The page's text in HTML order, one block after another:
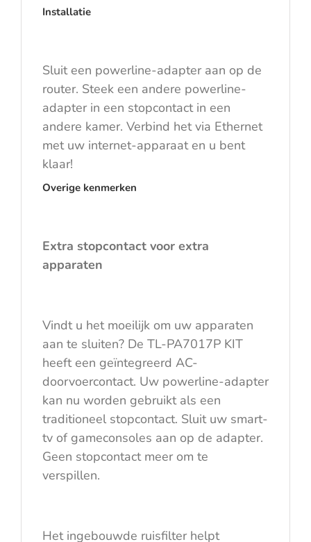
Installatie
Sluit een powerline-adapter aan op de
router. Steek een andere powerline-
adapter in een stopcontact in een
andere kamer. Verbind het via Ethernet
met uw internet-apparaat en u bent
klaar!
Overige kenmerken
Extra stopcontact voor extra
apparaten
Vindt u het moeilijk om uw apparaten
aan te sluiten? De TL-PA7017P KIT
heeft een geïntegreerd AC-
doorvoercontact. Uw powerline-adapter
kan nu worden gebruikt als een
traditioneel stopcontact. Sluit uw smart-
tv of gameconsoles aan op de adapter.
Geen stopcontact meer om te
verspillen.
Het ingebouwde ruisfilter helpt